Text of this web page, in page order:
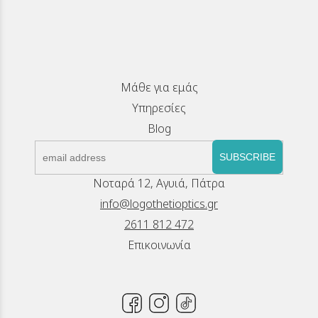
Μάθε για εμάς
Υπηρεσίες
Blog
SUBSCRIBE
Νοταρά 12, Αγυιά, Πάτρα
info@logothetioptics.gr
2611 812 472
Επικοινωνία